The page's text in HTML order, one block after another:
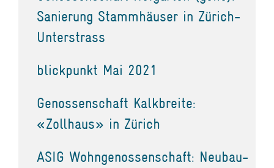
Sanierung Stammhäuser in Zürich-
Unterstrass
blickpunkt Mai 2021
Genossenschaft Kalkbreite:
«Zollhaus» in Zürich
ASIG Wohngenossenschaft: Neubau-